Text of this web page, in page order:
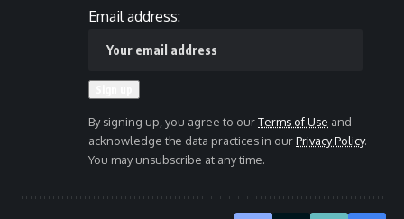
Email address:
By signing up, you agree to ourTerms of Use and
acknowledge the data practices in ourPrivacy Policy.
You may unsubscribe at any time.